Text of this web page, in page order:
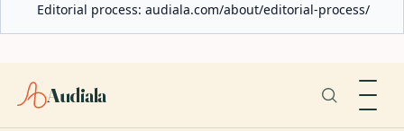
Editorial process: audiala.com/about/editorial-process/
Audiala